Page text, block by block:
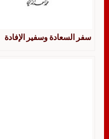
سفر السعادة وسفير الإفادة